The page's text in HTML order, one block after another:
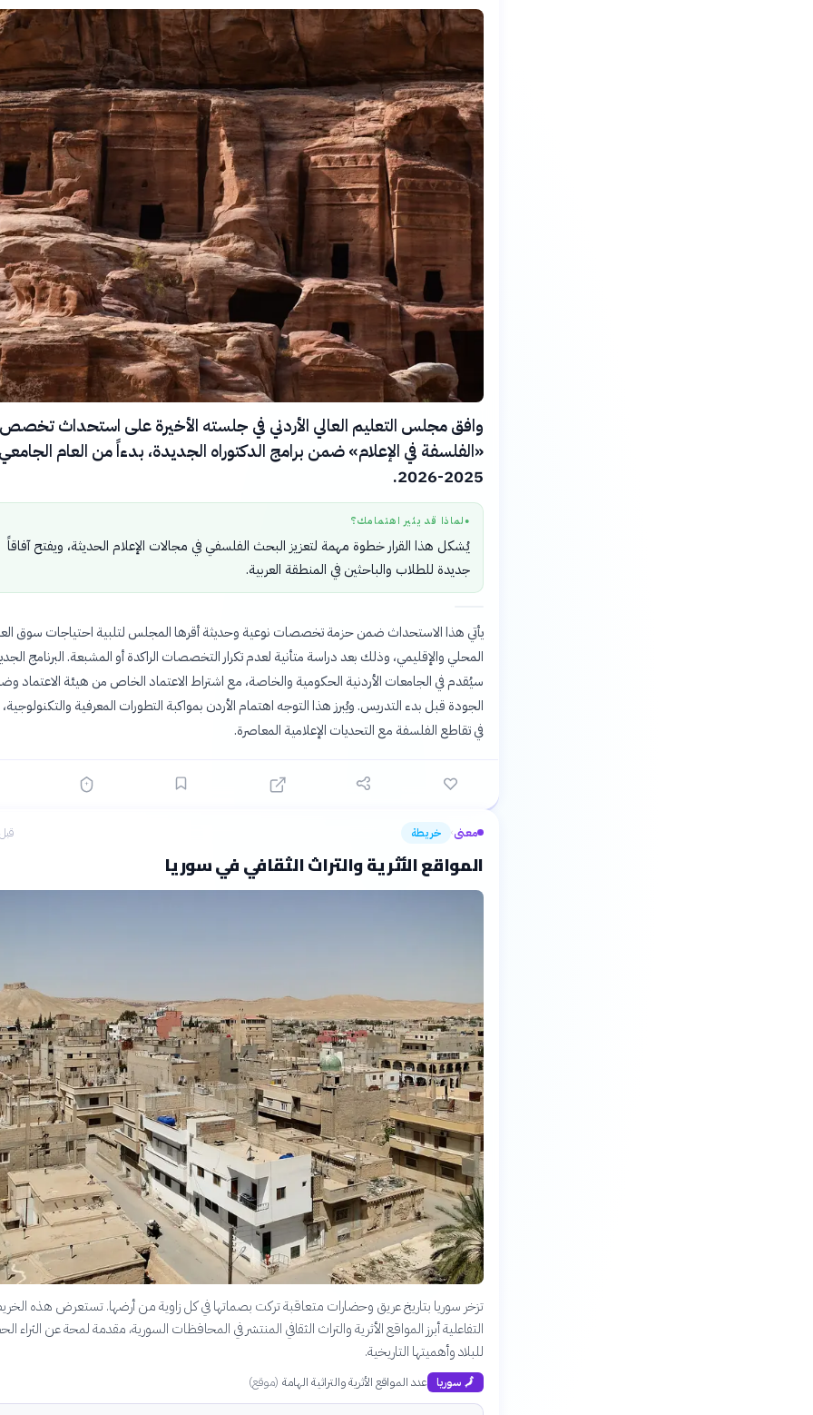
وافق مجلس التعليم العالي الأردني في جلسته الأخيرة على استحداث تخصص
«الفلسفة في الإعلام» ضمن برامج الدكتوراه الجديدة، بدءاً من العام
2025-2026.
● لماذا قد يثير اهتمامك؟
يُشكل هذا القرار خطوة مهمة لتعزيز البحث الفلسفي في مجالات الإعلام الحديثة، ويفتح آفاقاً
جديدة للطلاب والباحثين في المنطقة العربية.
يأتي هذا الاستحداث ضمن حزمة تخصصات نوعية وحديثة أقرها المجلس لتلبية احتياجات سوق
المحلي والإقليمي، وذلك بعد دراسة متأنية لعدم تكرار التخصصات الراكدة أو المشبعة. البرنامج
سيُقدم في الجامعات الأردنية الحكومية والخاصة، مع اشتراط الاعتماد الخاص من هيئة الاعتماد
الجودة قبل بدء التدريس. ويُبرز هذا التوجه اهتمام الأردن بمواكبة التطورات المعرفية
في تقاطع الفلسفة مع التحديات الإعلامية المعاصرة.
معنى› خريطة قبل 8
المواقع الأثرية والتراث الثقافي في سوريا
تزخر سوريا بتاريخ عريق وحضارات متعاقبة تركت بصماتها في كل زاوية من أرضها. تستعرض هذه
التفاعلية أبرز المواقع الأثرية والتراث الثقافي المنتشر في المحافظات السورية، مقدمة لمحة عن الثراء
للبلاد وأهميتها التاريخية.
🗾 سوريا عدد المواقع الأثرية والتراثية الهامة (موقع)